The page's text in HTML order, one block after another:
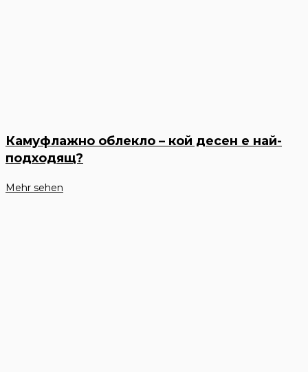
Камуфлажно облекло – кой десен е най-
подходящ?
Mehr sehen